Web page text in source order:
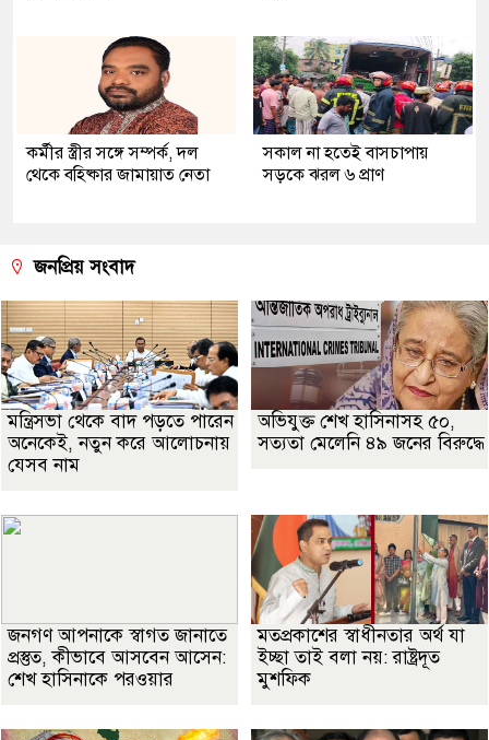
কর্মীর স্ত্রীর সঙ্গে সম্পর্ক, দল
থেকে বহিষ্কার জামায়াত নেতা
সকাল না হতেই বাসচাপায়
সড়কে ঝরল ৬ প্রাণ
জনপ্রিয় সংবাদ
মন্ত্রিসভা থেকে বাদ পড়তে পারেন
অনেকেই, নতুন করে আলোচনায়
যেসব নাম
অভিযুক্ত শেখ হাসিনাসহ ৫০,
সত্যতা মেলেনি ৪৯ জনের বিরুদ্ধে
জনগণ আপনাকে স্বাগত জানাতে
প্রস্তুত, কীভাবে আসবেন আসেন:
শেখ হাসিনাকে পরওয়ার
মতপ্রকাশের স্বাধীনতার অর্থ যা
ইচ্ছা তাই বলা নয়: রাষ্ট্রদূত
মুশফিক